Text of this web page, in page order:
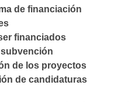
de financiación
financiados
de los proyectos
de candidaturas